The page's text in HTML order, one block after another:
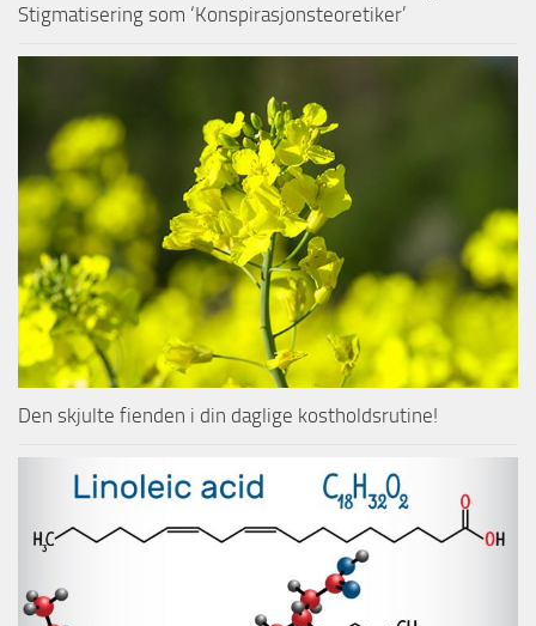
Stigmatisering som ‘Konspirasjonsteoretiker’
Den skjulte fienden i din daglige kostholdsrutine!